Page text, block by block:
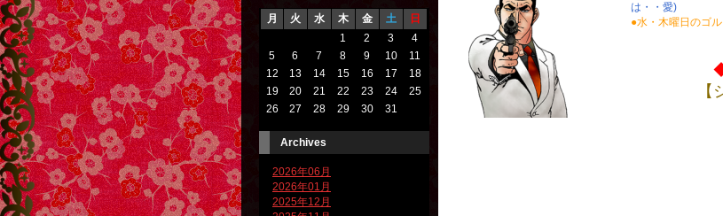
月 火 水 木 金 土
日
1
2 3
4
5
6 7 8 9 10
11
12
13 14 15 16 17
18
19
20 21 22 23 24
25
26
27 28 29 30 31
Archives
2026年06月
2026年01月
2025年12月
は・・愛)
●水・木曜日のゴ